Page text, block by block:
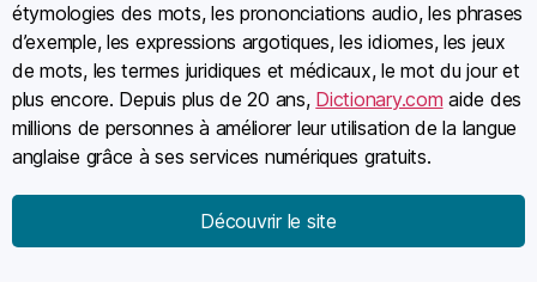
étymologies des mots, les prononciations audio, les phrases
d’exemple, les expressions argotiques, les idiomes, les jeux
de mots, les termes juridiques et médicaux, le mot du jour et
plus encore. Depuis plus de 20 ans, Dictionary.com aide des
millions de personnes à améliorer leur utilisation de la langue
anglaise grâce à ses services numériques gratuits.
Découvrir le site